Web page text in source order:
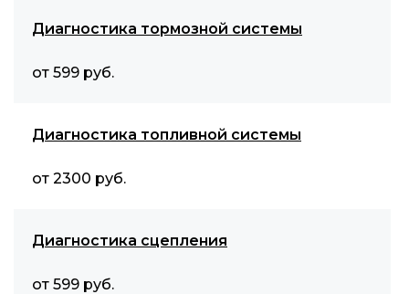
Диагностика тормозной системы
от 599 руб.
Диагностика топливной системы
от 2300 руб.
Диагностика сцепления
от 599 руб.